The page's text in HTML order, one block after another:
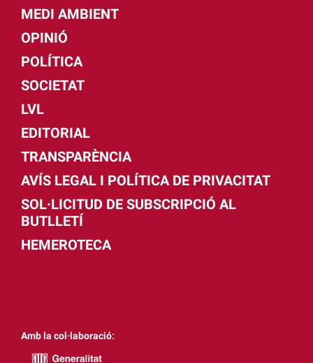
MEDI AMBIENT
OPINIÓ
POLÍTICA
SOCIETAT
LVL
EDITORIAL
TRANSPARÈNCIA
AVÍS LEGAL I POLÍTICA DE PRIVACITAT
SOL·LICITUD DE SUBSCRIPCIÓ AL
BUTLLETÍ
HEMEROTECA
Amb la col·laboració: